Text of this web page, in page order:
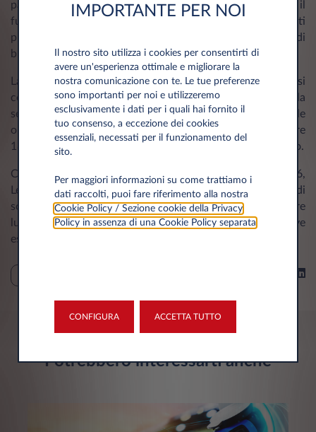
partecipanti di sperimentare in tempo reale il
funzionamento del marketplace offrendo ai professionisti
presenti un accesso diretto e immediato a opportunità di
business.
La prima asta avrà inizio alle ore 18:00 del 18 maggio e si
concluderà alle ore 16:00 del giorno successivo; seguirà la
seconda asta alle ore 18:00 del 19 maggio con chiusura alle
ore 16:00 del 20 maggio; l’ultimo lancio partirà alle ore
18:00 di giorno 20 e terminerà alle ore 16:00 del 21 maggio.
Con la partecipazione all’Automotive Dealer Day 2026,
Leasys conferma il proprio impegno nello sviluppo di
soluzioni integrate e digitali, in grado di generare valore
lungo tutta la filiera della mobilità e rispondere alle nuove
esigenze del mercato.
Potrebbero interessarti anche
IMPORTANTE PER NOI
Il nostro sito utilizza i cookies per consentirti di
avere un'esperienza ottimale e migliorare la
nostra comunicazione con te. Le tue preferenze
sono importanti per noi e utilizzeremo
esclusivamente i dati per i quali hai fornito il
tuo consenso, a eccezione dei cookies
essenziali, necessati per il funzionamento del
sito.
Per maggiori informazioni su come trattiamo i
dati raccolti, puoi fare riferimento alla nostra
Cookie Policy / Sezione cookie della Privacy
Policy in assenza di una Cookie Policy separata.
CONFIGURA ACCETTA TUTTO